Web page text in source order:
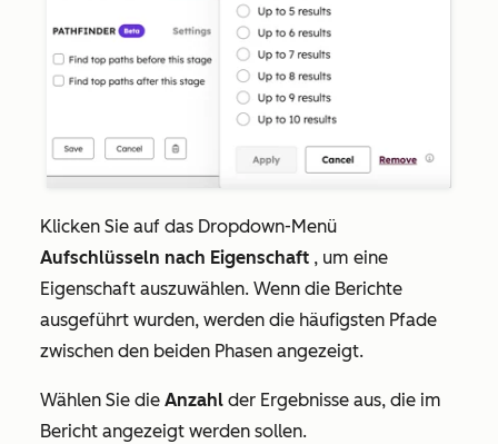
Klicken Sie auf das Dropdown-Menü
Aufschlüsseln nach Eigenschaft , um eine
Eigenschaft auszuwählen. Wenn die Berichte
ausgeführt wurden, werden die häufigsten Pfade
zwischen den beiden Phasen angezeigt.
Wählen Sie die Anzahl der Ergebnisse aus, die im
Bericht angezeigt werden sollen.